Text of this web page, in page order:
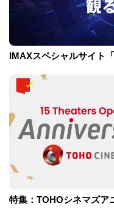
IMAXスペシャルサイト
特集：TOHOシネマズア